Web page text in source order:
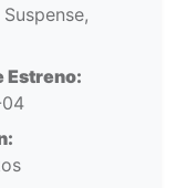
Estreno: